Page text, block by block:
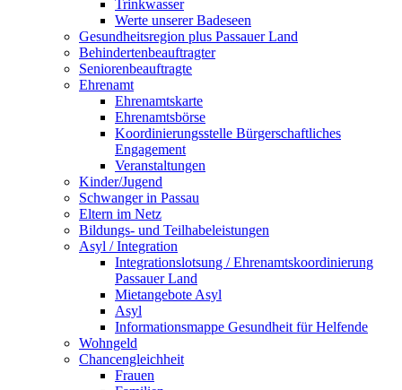
Trinkwasser
Werte unserer Badeseen
Gesundheitsregion plus Passauer Land
Behindertenbeauftragter
Seniorenbeauftragte
Ehrenamt
Ehrenamtskarte
Ehrenamtsbörse
Koordinierungsstelle Bürgerschaftliches
Engagement
Veranstaltungen
Kinder/Jugend
Schwanger in Passau
Eltern im Netz
Bildungs- und Teilhabeleistungen
Asyl / Integration
Integrationslotsung / Ehrenamtskoordinierung
Passauer Land
Mietangebote Asyl
Asyl
Informationsmappe Gesundheit für Helfende
Wohngeld
Chancengleichheit
Frauen